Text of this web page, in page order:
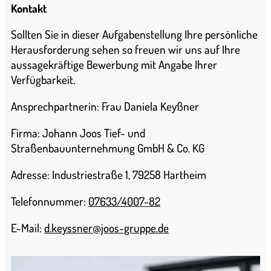
Kontakt
Sollten Sie in dieser Aufgabenstellung Ihre persönliche
Herausforderung sehen so freuen wir uns auf Ihre
aussagekräftige Bewerbung mit Angabe Ihrer
Verfügbarkeit.
Ansprechpartnerin: Frau Daniela Keyßner
Firma: Johann Joos Tief- und
Straßenbauunternehmung GmbH & Co. KG
Adresse: Industriestraße 1, 79258 Hartheim
Telefonnummer: 07633/4007-82
E-Mail: d.keyssner@joos-gruppe.de